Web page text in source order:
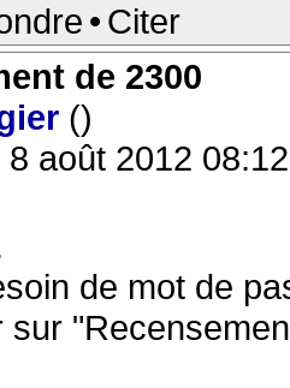
• Citer
de 2300
()
août 2012
de mot de
sur